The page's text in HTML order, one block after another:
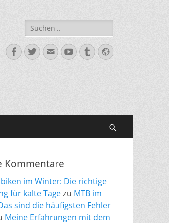
Suche
nach:
Facebook
Twitter
E-
Mail
YouTube
TumblrWebsite
Kommentare
im Winter: Die richtige
für kalte Tagezu MTB im
sind die häufigsten Fehler
Meine Erfahrungen mit dem